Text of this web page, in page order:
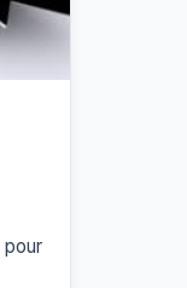
pour